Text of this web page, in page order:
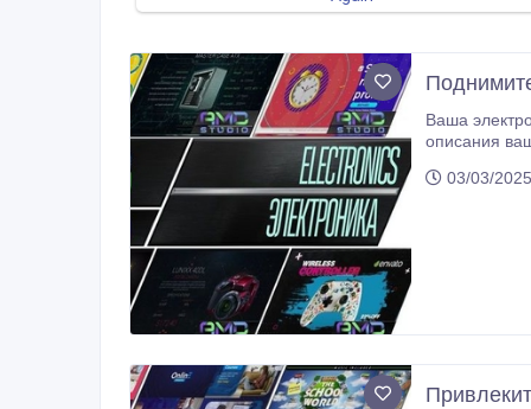
Ваша электроника и бытовая
описания ваших товаров, фотографии и цены в
03/03/